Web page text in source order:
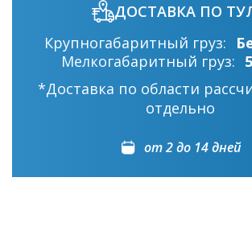
ДОСТАВКА ПО
Крупногабаритный груз:
Мелкогабаритный груз:
*Доставка по области
отдельно
от 2 до 14 дней